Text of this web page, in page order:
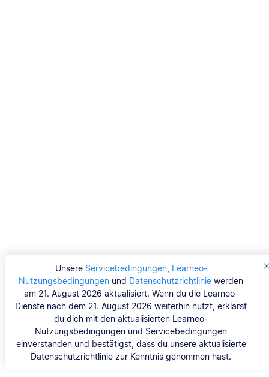
Unsere Servicebedingungen, Learneo-
Nutzungsbedingungen und Datenschutzrichtlinie werden
am 21. August 2026 aktualisiert. Wenn du die Learneo-
Dienste nach dem 21. August 2026 weiterhin nutzt, erklärst
du dich mit den aktualisierten Learneo-
Nutzungsbedingungen und Servicebedingungen
einverstanden und bestätigst, dass du unsere aktualisierte
Datenschutzrichtlinie zur Kenntnis genommen hast.